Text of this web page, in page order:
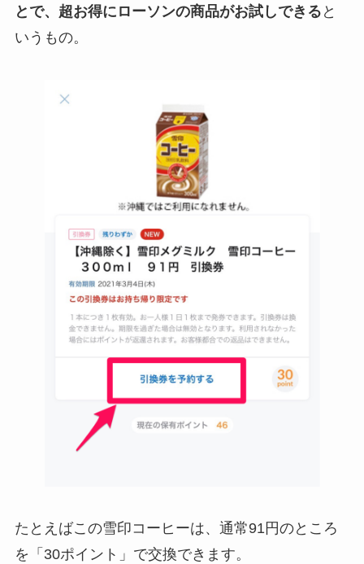
とで、超お得にローソンの商品がお試しできる と
いうもの。
たとえばこの雪印コーヒーは、通常91円のところ
を「30ポイント」で交換できます。